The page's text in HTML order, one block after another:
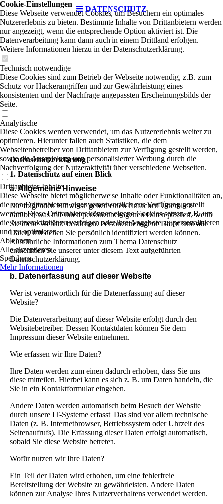
DATENSCHUTZ
Datenschutzerklärung
1. Datenschutz auf einen Blick
a. Allgemeine Hinweise
Die folgenden Hinweise geben einen einfachen Überblick
darüber, was mit Ihren personenbezogenen Daten passiert, wenn
Sie diese Website besuchen. Personenbezogene Daten sind alle
Daten, mit denen Sie persönlich identifiziert werden können.
Ausführliche Informationen zum Thema Datenschutz
entnehmen Sie unserer unter diesem Text aufgeführten
Datenschutzerklärung.
b. Datenerfassung auf dieser Website
Wer ist verantwortlich für die Datenerfassung auf dieser
Website?
Die Datenverarbeitung auf dieser Website erfolgt durch den
Websitebetreiber. Dessen Kontaktdaten können Sie dem
Impressum dieser Website entnehmen.
Wie erfassen wir Ihre Daten?
Ihre Daten werden zum einen dadurch erhoben, dass Sie uns
diese mitteilen. Hierbei kann es sich z. B. um Daten handeln, die
Sie in ein Kontaktformular eingeben.
Andere Daten werden automatisch beim Besuch der Website
durch unsere IT-Systeme erfasst. Das sind vor allem technische
Daten (z. B. Internetbrowser, Betriebssystem oder Uhrzeit des
Seitenaufrufs). Die Erfassung dieser Daten erfolgt automatisch,
sobald Sie diese Website betreten.
Wofür nutzen wir Ihre Daten?
Ein Teil der Daten wird erhoben, um eine fehlerfreie
Bereitstellung der Website zu gewährleisten. Andere Daten
können zur Analyse Ihres Nutzerverhaltens verwendet werden.
Cookie-Einstellungen
Diese Webseite verwendet Cookies, um Besuchern ein optimales
Nutzererlebnis zu bieten. Bestimmte Inhalte von Drittanbietern werden
nur angezeigt, wenn die entsprechende Option aktiviert ist. Die
Datenverarbeitung kann dann auch in einem Drittland erfolgen.
Weitere Informationen hierzu in der Datenschutzerklärung.
Technisch notwendige
Diese Cookies sind zum Betrieb der Webseite notwendig, z.B. zum
Schutz vor Hackerangriffen und zur Gewährleistung eines
konsistenten und der Nachfrage angepassten Erscheinungsbilds der
Seite.
Analytische
Diese Cookies werden verwendet, um das Nutzererlebnis weiter zu
optimieren. Hierunter fallen auch Statistiken, die dem
Webseitenbetreiber von Drittanbietern zur Verfügung gestellt werden,
sowie die Ausspielung von personalisierter Werbung durch die
Nachverfolgung der Nutzeraktivität über verschiedene Webseiten.
Drittanbieter-Inhalte
Diese Webseite bietet möglicherweise Inhalte oder Funktionalitäten an,
die von Drittanbietern eigenverantwortlich zur Verfügung gestellt
werden. Diese Drittanbieter können eigene Cookies setzen, z.B. um
die Nutzeraktivität zu verfolgen oder ihre Angebote zu personalisieren
und zu optimieren.
Ablehnen
Alle akzeptieren
Speichern
Mehr Informationen